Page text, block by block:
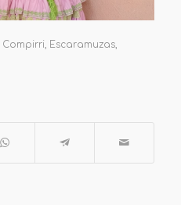
Compirri, Escaramuzas,